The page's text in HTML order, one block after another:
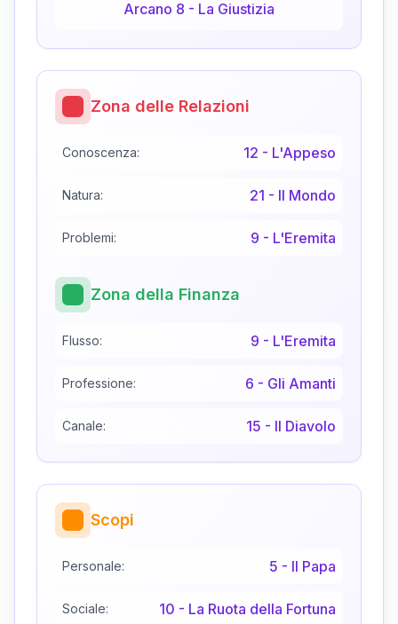
Arcano 8 - La Giustizia
Zona delle Relazioni
Conoscenza: 12 - L'Appeso
Natura: 21 - Il Mondo
Problemi: 9 - L'Eremita
Zona della Finanza
Flusso: 9 - L'Eremita
Professione: 6 - Gli Amanti
Canale: 15 - Il Diavolo
Scopi
Personale: 5 - Il Papa
Sociale: 10 - La Ruota della Fortuna